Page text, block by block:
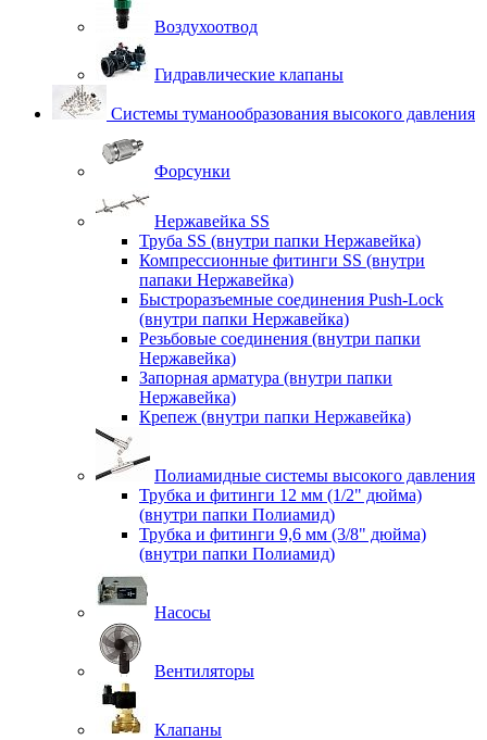
Воздухоотвод
Гидравлические клапаны
Системы туманообразования высокого давления
Форсунки
Нержавейка SS
Труба SS (внутри папки Нержавейка)
Компрессионные фитинги SS (внутри
папаки Нержавейка)
Быстроразъемные соединения Push-Lock
(внутри папки Нержавейка)
Резьбовые соединения (внутри папки
Нержавейка)
Запорная арматура (внутри папки
Нержавейка)
Крепеж (внутри папки Нержавейка)
Полиамидные системы высокого давления
Трубка и фитинги 12 мм (1/2" дюйма)
(внутри папки Полиамид)
Трубка и фитинги 9,6 мм (3/8" дюйма)
(внутри папки Полиамид)
Насосы
Вентиляторы
Клапаны